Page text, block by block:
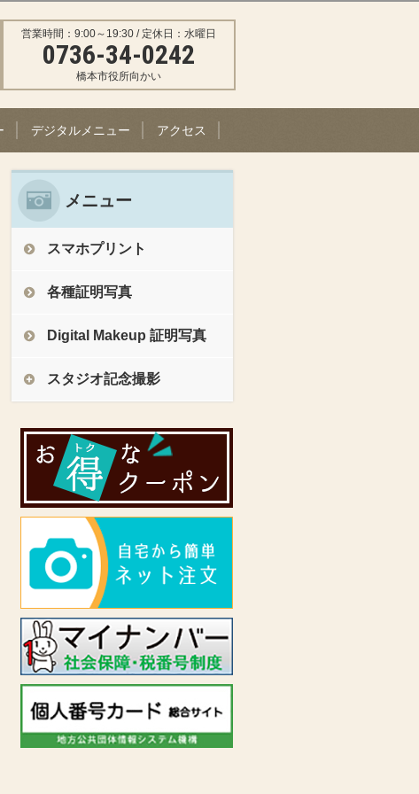
営業時間：9:00～19:30 / 定休日：水曜日
0736-34-0242
橋本市役所向かい
デジタルメニュー アクセス
メニュー
スマホプリント
各種証明写真
Digital Makeup 証明写真
スタジオ記念撮影